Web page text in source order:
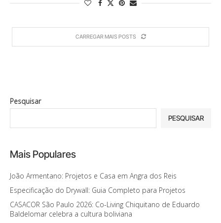
CARREGAR MAIS POSTS
Pesquisar
PESQUISAR
Mais Populares
João Armentano: Projetos e Casa em Angra dos Reis
Especificação do Drywall: Guia Completo para Projetos
CASACOR São Paulo 2026: Co-Living Chiquitano de Eduardo
Baldelomar celebra a cultura boliviana